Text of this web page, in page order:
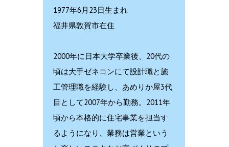
1977年6月23日生まれ
福井県敦賀市在住
2000年に日本大学卒業後、20代の
頃は大手ゼネコンにて設計職と施
工管理職を経験し、あめりか屋3代
目として2007年から勤務。2011年
頃から本格的に住宅事業を担当す
るようになり、業務は営業という